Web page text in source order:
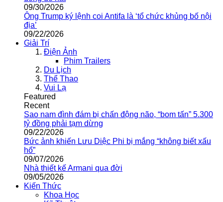
09/30/2026
Ông Trump ký lệnh coi Antifa là ‘tổ chức khủng bố nội
địa’
09/22/2026
Giải Trí
Điện Ảnh
Phim Trailers
Du Lịch
Thể Thao
Vui Lạ
Featured
Recent
Sao nam đình đám bị chấn động não, “bom tấn” 5.300
tỷ đồng phải tạm dừng
09/22/2026
Bức ảnh khiến Lưu Diệc Phi bị mắng “không biết xấu
hổ”
09/07/2026
Nhà thiết kế Armani qua đời
09/05/2026
Kiến Thức
Khoa Học